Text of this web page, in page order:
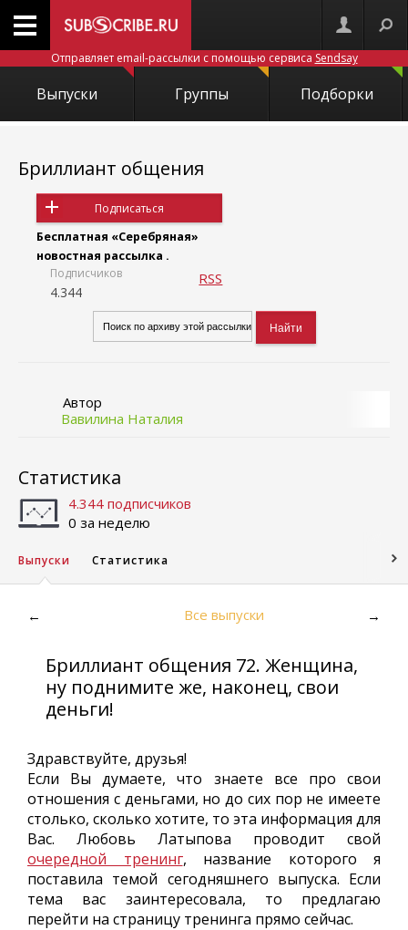
Отправляет email-рассылки с помощью сервиса Sendsay
Выпуски Группы Подборки
Бриллиант общения
Подписаться
Бесплатная «Серебряная»
новостная рассылка .
Подписчиков
4.344
RSS
Автор
Вавилина Наталия
Статистика
4.344 подписчиков
0 за неделю
Выпуски Статистика
← Все выпуски →
Бриллиант общения 72. Женщина,
ну поднимите же, наконец, свои
деньги!
Здравствуйте, друзья!
Если Вы думаете, что знаете все про свои
отношения с деньгами, но до сих пор не имеете
столько, сколько хотите, то эта информация для
Вас. Любовь Латыпова проводит свой
очередной тренинг, название которого я
поставила темой сегодняшнего выпуска. Если
тема вас заинтересовала, то предлагаю
перейти на страницу тренинга прямо сейчас.